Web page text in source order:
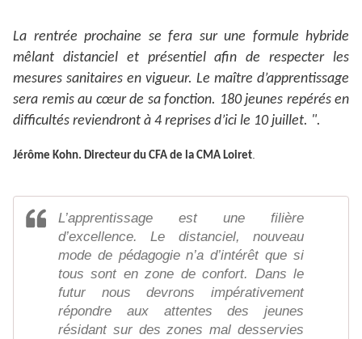
La rentrée prochaine se fera sur une formule hybride
mêlant distanciel et présentiel afin de respecter les
mesures sanitaires en vigueur. Le maître d’apprentissage
sera remis au cœur de sa fonction. 180 jeunes repérés en
difficultés reviendront à 4 reprises d’ici le 10 juillet. ".
Jérôme Kohn. Directeur du CFA de la CMA Loiret
L’apprentissage est une filière
d’excellence. Le distanciel, nouveau
mode de pédagogie n’a d’intérêt que si
tous sont en zone de confort. Dans le
futur nous devrons impérativement
répondre aux attentes des jeunes
résidant sur des zones mal desservies